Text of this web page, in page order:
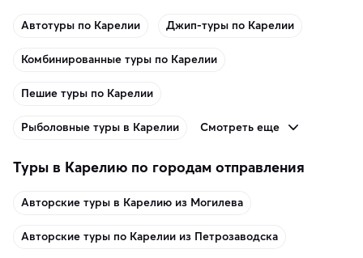
Автотуры по Карелии Джип-туры по Карелии
Комбинированные туры по Карелии
Пешие туры по Карелии
Рыболовные туры в Карелии Смотреть еще
Туры в Карелию по городам отправления
Авторские туры в Карелию из Могилева
Авторские туры по Карелии из Петрозаводска